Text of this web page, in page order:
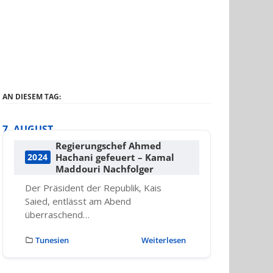
AN DIESEM TAG:
7. AUGUST
2024
Regierungschef Ahmed
Hachani gefeuert – Kamal
Maddouri Nachfolger
Der Präsident der Republik, Kais
Saied, entlässt am Abend
überraschend…
Tunesien Weiterlesen